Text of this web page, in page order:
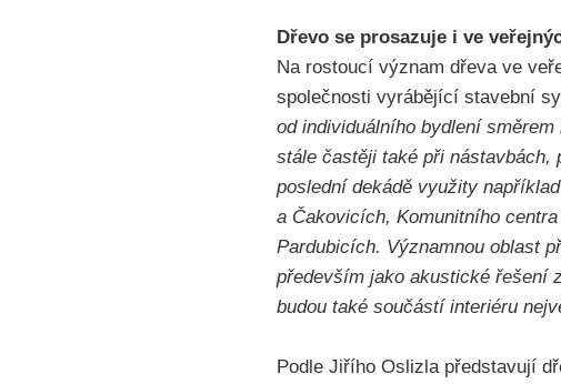
Dřevo se prosazuje i ve
Na rostoucí význam dřeva ve
společnosti vyrábějící stavební
od individuálního bydlení
stále častěji také při nástavbách,
poslední dekádě využity
a Čakovicích, Komunitního
Pardubicích. Významnou oblast
především jako akustické řešení
budou také součástí interiéru
Podle Jiřího Oslizla představují